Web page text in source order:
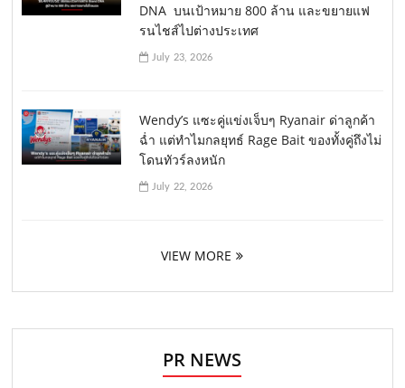
DNA บนเป้าหมาย 800 ล้าน และขยายแฟ
รนไชส์ไปต่างประเทศ
July 23, 2026
Wendy’s แซะคู่แข่งเจ็บๆ Ryanair ด่าลูกค้า
ฉ่ำ แต่ทำไมกลยุทธ์ Rage Bait ของทั้งคู่ถึงไม่
โดนทัวร์ลงหนัก
July 22, 2026
VIEW MORE
PR NEWS